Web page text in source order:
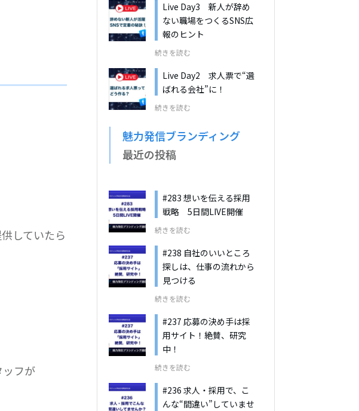
していたら
フが
Live Day3 新人が辞め
ない職場をつくるSNS広
報のヒント
続きを読む
Live Day2 求人票で“選
ばれる会社”に！
続きを読む
魅力発信ブランディング
最近の投稿
#283 想いを伝える採用
戦略 5日間LIVE開催
続きを読む
#238 自社のいいところ
探しは、仕事の流れから
見つける
続きを読む
#237 応募の決め手は採
用サイト！絶賛、研究
中！
続きを読む
#236 求人・採用で、こ
んな“間違い”していませ